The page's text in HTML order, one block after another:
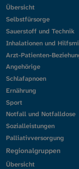
Übersicht
Selbstfürsorge
Sauerstoff und Technik
Inhalationen und
Arzt-Patienten-
Angehörige
Schlafapnoen
Ernährung
Sport
Notfall und Notfalldose
Sozialleistungen
Palliativversorgung
Regionalgruppen
Übersicht